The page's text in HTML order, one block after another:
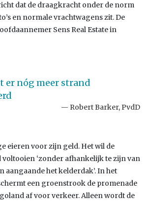
dat de draagkracht onder de norm
en normale vrachtwagens zit. De
Sens Real Estate in
er nóg meer strand
Robert Barker, PvdD
eieren voor zijn geld. Het wil de
‘zonder afhankelijk te zijn van
aangaande het kelderdak’. In het
een groenstrook de promenade
af voor verkeer. Alleen wordt de